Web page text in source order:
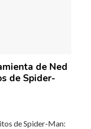
de Ned
de Spider-
de Spider-Man: